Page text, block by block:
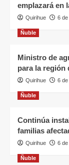
emplazará en
Quirihue 6
Ñuble
Ministro de
para la región
Quirihue 6
Ñuble
Continúa
familias
Quirihue 6
Ñuble